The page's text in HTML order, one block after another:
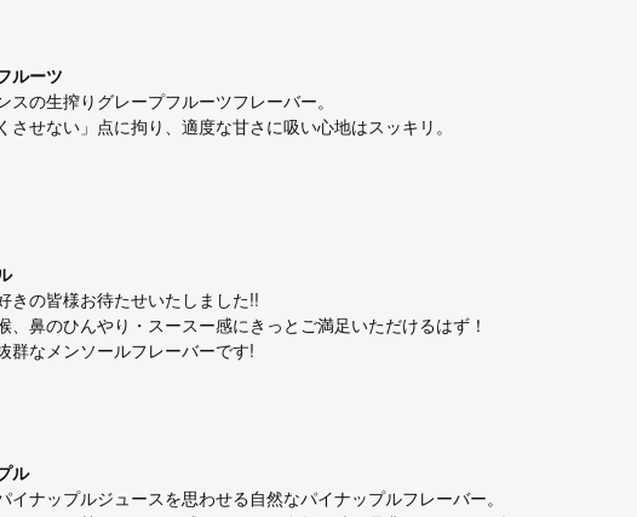
ルーツ
スの生搾りグレープフルーツフレーバー。
させない」点に拘り、適度な甘さに吸い心地はスッキリ。
きの皆様お待たせいたしました!!
、鼻のひんやり・スースー感にきっとご満足いただけるはず！
群なメンソールフレーバーです!
ル
イナップルジュースを思わせる自然なパイナップルフレーバー。